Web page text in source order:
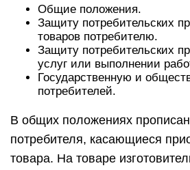
Общие положения.
Защиту потребительских
товаров потребителю.
Защиту потребительских
услуг или выполнении
Государственную и
потребителей.
В общих положениях
потребителя, касающиеся
товара. На товаре